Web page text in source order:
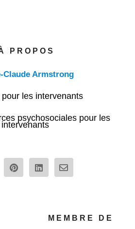
PROPOS
Claude Armstrong
les intervenants
psychosociales pour les
intervenants
P
i
n
L
i
n
E
n
v
p
e
MEMBRE DE